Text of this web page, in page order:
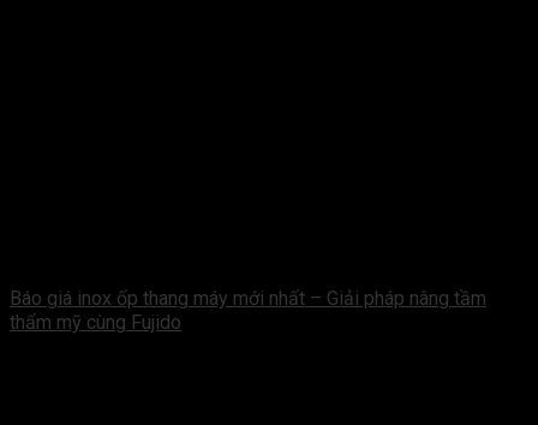
Báo giá inox ốp thang máy mới nhất – Giải pháp nâng tầm
thẩm mỹ cùng Fujido